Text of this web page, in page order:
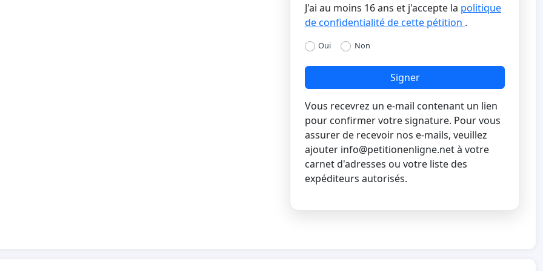
J'ai au moins 16 ans et j'accepte la politique
de confidentialité de cette pétition .
Oui Non
Signer
Vous recevrez un e-mail contenant un lien
pour confirmer votre signature. Pour vous
assurer de recevoir nos e-mails, veuillez
ajouter info@petitionenligne.netà votre
carnet d'adresses ou votre liste des
expéditeurs autorisés.